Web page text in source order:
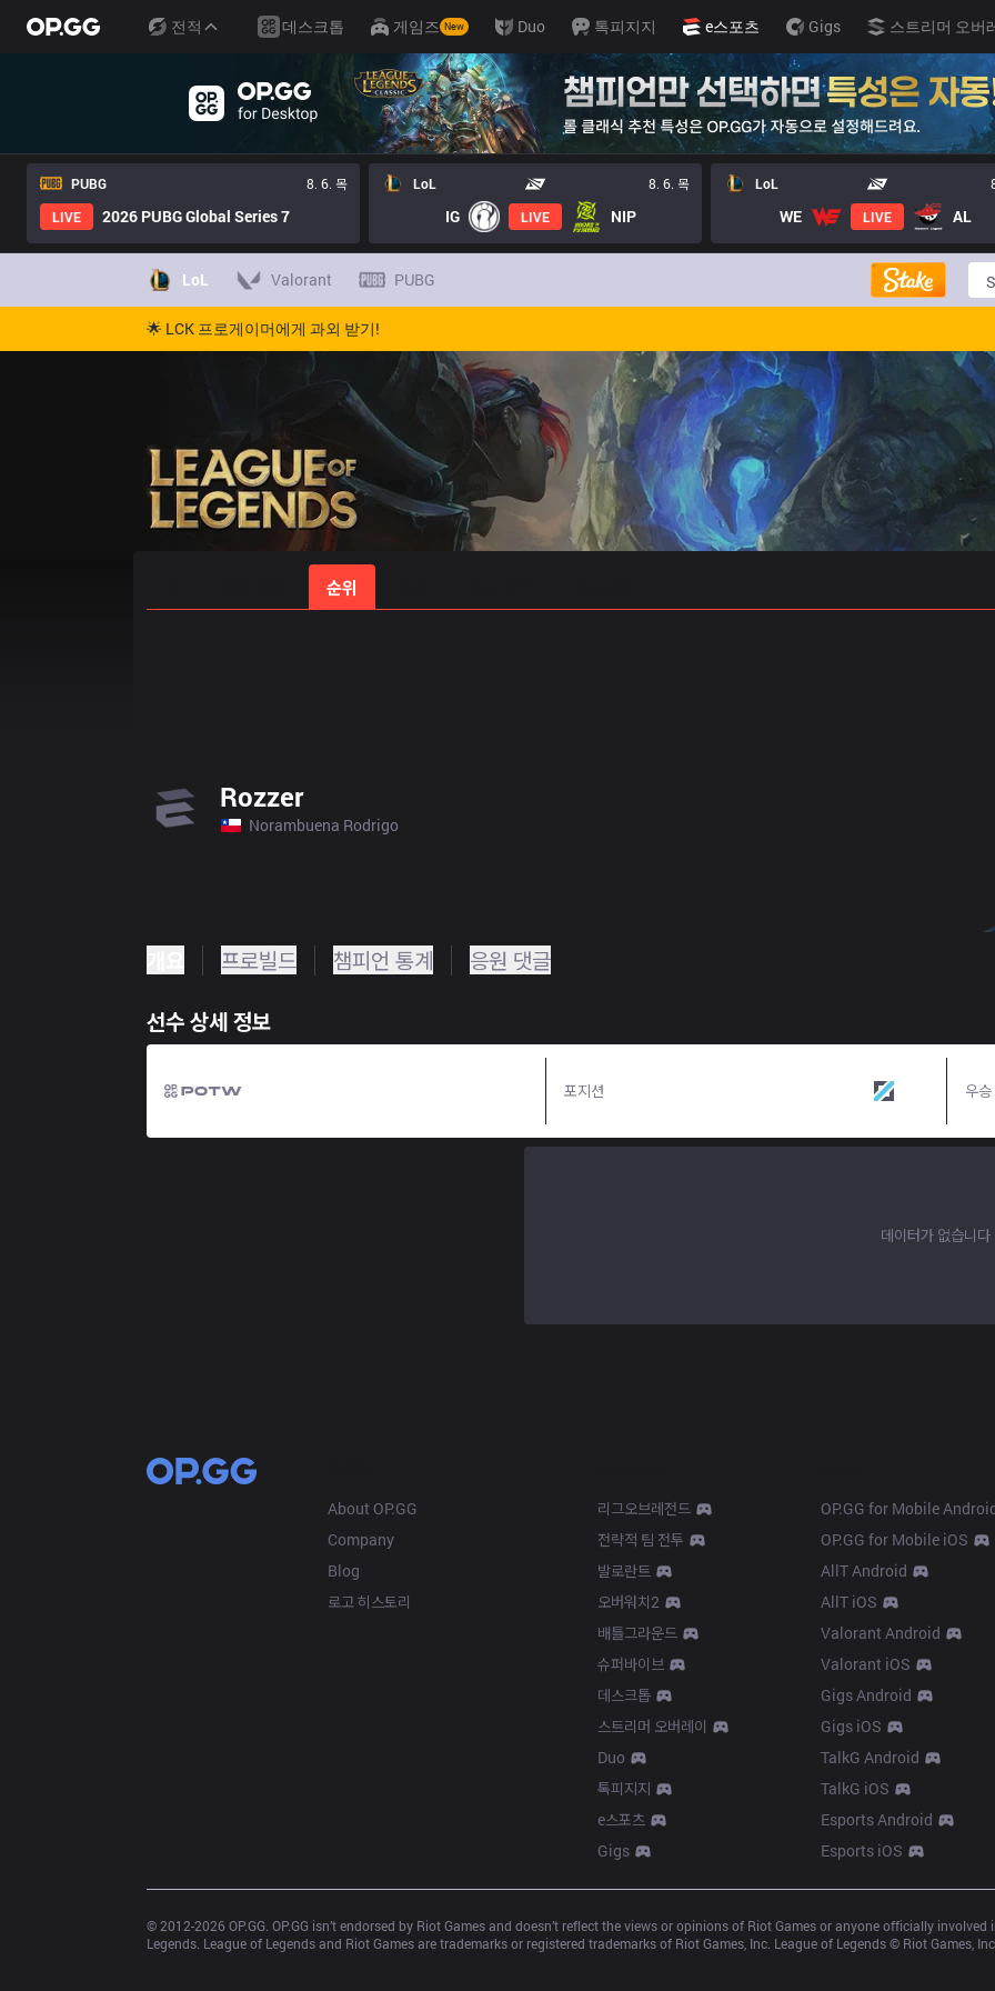
전적 데스크톱 게임즈 New Duo 톡피지지 e스포츠 Gigs 스트리머 오버
PUBG
8. 6. 목
LIVE
2026 PUBG Global Series 7
LoL 8. 6. 목
IG LIVE NIP
LoL
WE LIVE AL
LoL Valorant PUBG
🌟 LCK 프로게이머에게 과외 받기!
순위
Rozzer
Norambuena Rodrigo
프로빌드 챔피언 통계 응원 댓글
선수 상세 정보
포지션 우승
데이터가 없습니다
About OP.GG
Company
Blog
로고 히스토리
리그오브레전드
전략적 팀 전투
발로란트
오버워치2
배틀그라운드
슈퍼바이브
데스크톱
스트리머 오버레이
Duo
톡피지지
e스포츠
Gigs
OP.GG for Mobile
OP.GG for Mobile iOS
AllT Android
AllT iOS
Valorant Android
Valorant iOS
Gigs Android
Gigs iOS
TalkG Android
TalkG iOS
Esports Android
Esports iOS
© 2012-2026 OP.GG. OP.GG isn’t endorsed by Riot Games and doesn’t reflect the views or opinions of Riot Games or anyone officially
Legends. League of Legends and Riot Games are trademarks or registered trademarks of Riot Games, Inc. League of Legends © Riot Games, Inc.